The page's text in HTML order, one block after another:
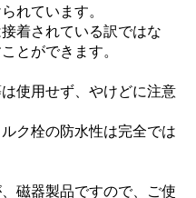
れています。
着されている訳ではな
とができます。
使用せず、やけどに注意
ク栓の防水性は完全では
磁器製品ですので、ご使